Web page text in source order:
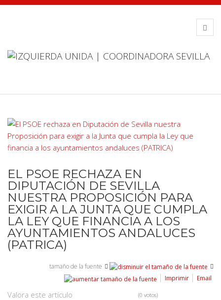
EL PSOE RECHAZA EN
DIPUTACIÓN DE SEVILLA
NUESTRA PROPOSICIÓN PARA
EXIGIR A LA JUNTA QUE CUMPLA
LA LEY QUE FINANCIA A LOS
AYUNTAMIENTOS ANDALUCES
(PATRICA)
tamaño de la fuente
Imprimir
Email
Valora este artículo (0 votos)